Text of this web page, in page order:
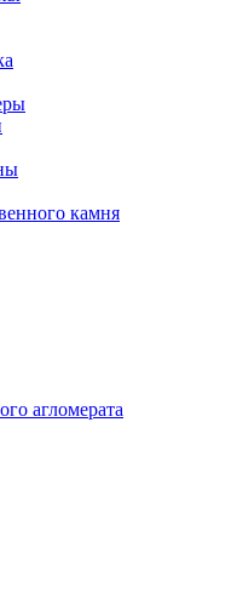
камня
агломерата